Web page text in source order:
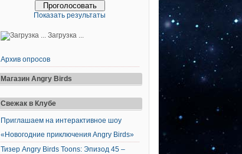
Показать результаты
Загрузка ...
Архив опросов
Магазин Angry Birds
Свежак в Клубе
Приглашаем на интерактивное шоу
«Новогодние приключения Angry Birds»
Тизер Angry Birds Toons: Эпизод 45 –